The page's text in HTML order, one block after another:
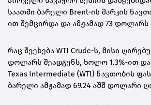
საათში ბარელი Brent-ის მარკის
ით შემცირდა და ამჟამად 73 დოლარს
რაც შეეხება WTI Crude-ს, მისი
დოლარს შეადგენს, ხოლო 1.3%-ით
Texas Intermediate (WTI) ნავთობის
ბარელი ამჟამად 69.24 აშშ დოლარი